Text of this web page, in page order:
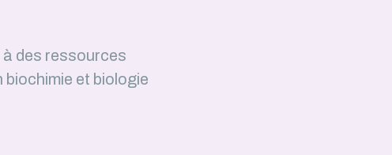
des ressources
et biologie